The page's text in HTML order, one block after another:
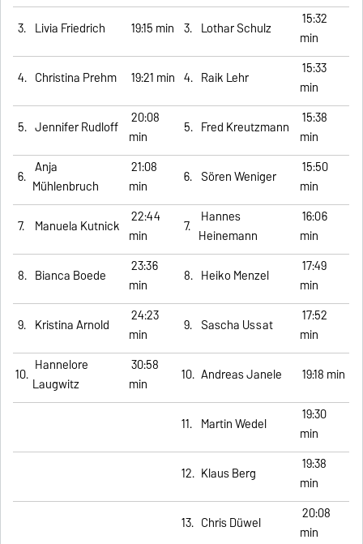
3. Livia Friedrich 19:15 min 3. Lothar Schulz
15:32
min
4. Christina Prehm 19:21 min 4. Raik Lehr
15:33
min
5. Jennifer Rudloff
20:08
min
5. Fred Kreutzmann
15:38
min
6. Anja
Mühlenbruch
21:08
min
6. Sören Weniger
15:50
min
7. Manuela Kutnick
22:44
min
7. Hannes
Heinemann
16:06
min
8. Bianca Boede
23:36
min
8. Heiko Menzel
17:49
min
9. Kristina Arnold
24:23
min
9. Sascha Ussat
17:52
min
10. Hannelore
Laugwitz
30:58
min
10. Andreas Janele 19:18 min
11. Martin Wedel
19:30
min
12. Klaus Berg
19:38
min
13. Chris Düwel
20:08
min